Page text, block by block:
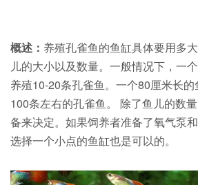
概述： 养殖孔雀鱼的鱼缸具体要用多
儿的大小以及数量。一般情况下，一
养殖10-20条孔雀鱼。一个80厘米长
100条左右的孔雀鱼。 除了鱼儿的数
备来决定。如果饲养者准备了氧气泵
选择一个小点的鱼缸也是可以的。